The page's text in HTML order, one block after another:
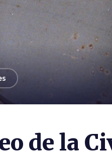
de la